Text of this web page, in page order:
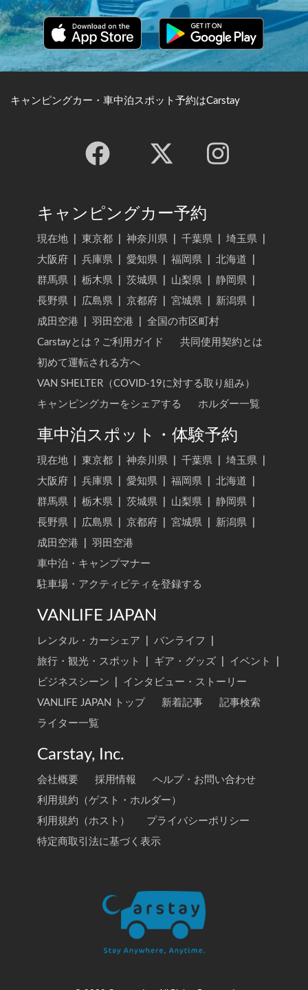
キャンピングカー・車中泊スポット予約はCarstay
キャンピングカー予約
現在地 東京都 神奈川県 千葉県 埼玉県
大阪府
兵庫県 愛知県 福岡県 北海道
群馬県
栃木県 茨城県 山梨県 静岡県
長野県
広島県 京都府 宮城県 新潟県
成田空港
羽田空港
全国の市区町村
Carstayとは？ご利用ガイド
共同使用契約とは
初めて運転される方へ
VAN SHELTER（COVID-19に対する取り組み）
キャンピングカーをシェアする
ホルダー一覧
車中泊スポット・体験予約
現在地 東京都 神奈川県 千葉県 埼玉県
大阪府
兵庫県 愛知県 福岡県 北海道
群馬県
栃木県 茨城県 山梨県 静岡県
長野県
広島県 京都府 宮城県 新潟県
成田空港
羽田空港
車中泊・キャンプマナー
駐車場・アクティビティを登録する
VANLIFE JAPAN
レンタル・カーシェア バンライフ
旅行・観光・スポット
ギア・グッズ イベント
ビジネスシーン
インタビュー・ストーリー
VANLIFE JAPAN トップ
新着記事
記事検索
ライター一覧
Carstay, Inc.
会社概要 採用情報
ヘルプ・お問い合わせ
利用規約（ゲスト・ホルダー）
利用規約（ホスト）
プライバシーポリシー
特定商取引法に基づく表示